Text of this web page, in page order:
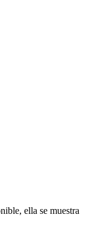
ella se muestra